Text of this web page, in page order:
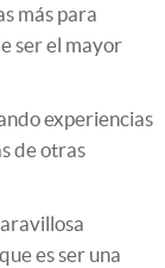
más para
ser el mayor
experiencias
de otras
es ser una